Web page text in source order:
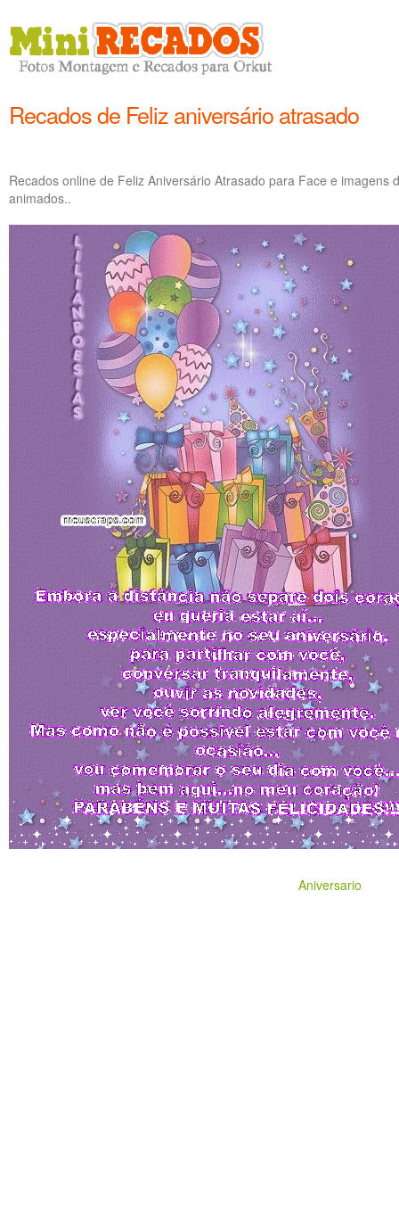
Recados de Feliz aniversário atrasado
Recados online de Feliz Aniversário Atrasado para Face e imagens
animados..
Aniversario